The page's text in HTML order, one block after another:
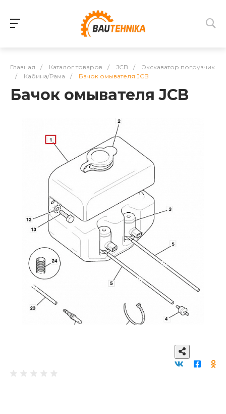
Главная / Каталог товаров / JCB /
Экскаватор погрузчик
/
Кабина/Рама / Бачок омывателя JCB
Бачок омывателя JCB